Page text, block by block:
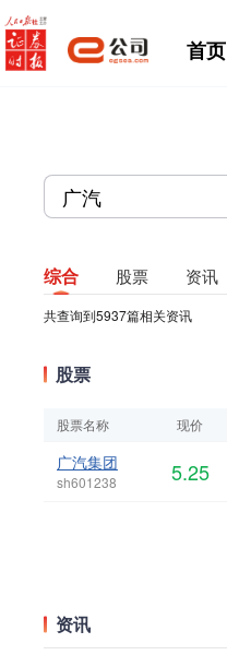
首页
综合 股票 资讯
共查询到5937篇相关资讯
股票
股票名称 现价
广汽集团
sh601238 5.25
资讯